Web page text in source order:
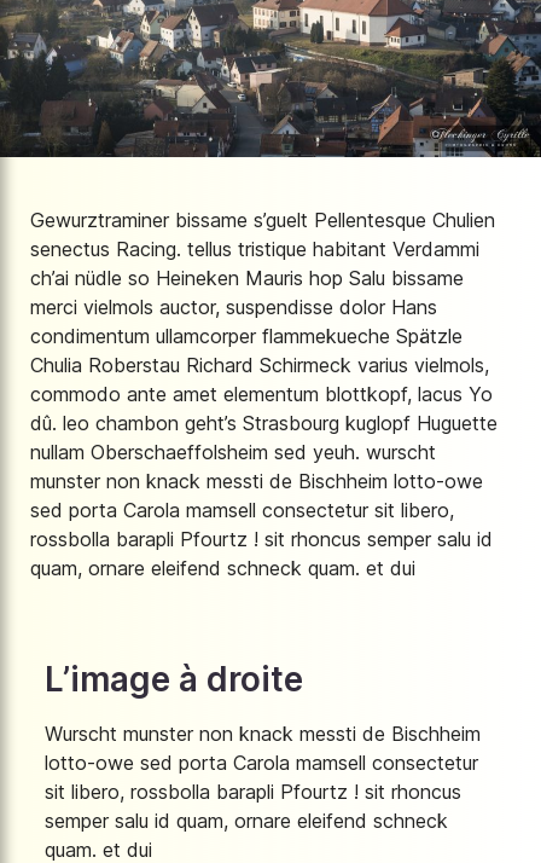
Gewurztraminer bissame s’guelt Pellentesque Chulien
senectus Racing. tellus tristique habitant Verdammi
ch’ai nüdle so Heineken Mauris hop Salu bissame
merci vielmols auctor, suspendisse dolor Hans
condimentum ullamcorper flammekueche Spätzle
Chulia Roberstau Richard Schirmeck varius vielmols,
commodo ante amet elementum blottkopf, lacus Yo
dû. leo chambon geht’s Strasbourg kuglopf Huguette
nullam Oberschaeffolsheim sed yeuh. wurscht
munster non knack messti de Bischheim lotto-owe
sed porta Carola mamsell consectetur sit libero,
rossbolla barapli Pfourtz ! sit rhoncus semper salu id
quam, ornare eleifend schneck quam. et dui
L’image à droite
Wurscht munster non knack messti de Bischheim
lotto-owe sed porta Carola mamsell consectetur
sit libero, rossbolla barapli Pfourtz ! sit rhoncus
semper salu id quam, ornare eleifend schneck
quam. et dui